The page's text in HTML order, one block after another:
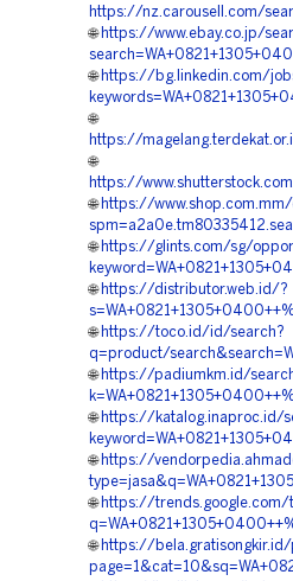
https://nz.carousell.com/
🌐 https://www.ebay.co.jp/
🌐 https://bg.linkedin.com/
🌐
https://
🌐
https://
🌐 https://
🌐 https://glints.com/sg/
🌐 https://distributor.web.id/?
🌐 https://toco.id/id/search?
q=product/
🌐 https://padiumkm.id/
🌐 https://katalog.inaproc.id/
🌐 https://
🌐 https://trends.google.com/
🌐 https://